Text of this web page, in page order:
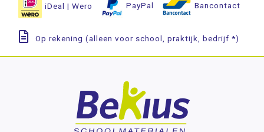
iDeal | Wero PayPal Bancontact
Op rekening (alleen voor school, praktijk, bedrijf *)